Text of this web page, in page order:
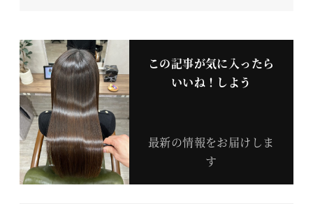
この記事が気に入ったら
いいね！しよう
最新の情報をお届けしま
す